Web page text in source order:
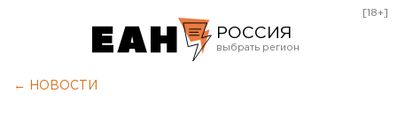
РОССИЯ
[18+]
← НОВОСТИ